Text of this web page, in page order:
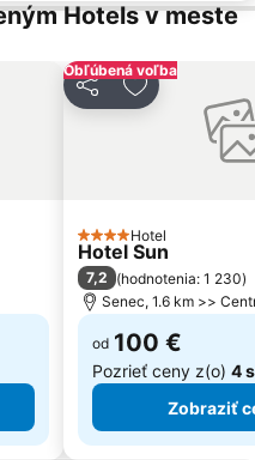
Castle
Polus City Center
Hotels v meste
Obľúbená voľba
ZdieľaťPridať do
4 Počet hviezdičiek
Hotel
Hotel Sun
7,2 (hodnotenia: 1 230)
Senec, 1.6 km >>
od 100 €
Pozrieť ceny z(o) 4
Zobraziť